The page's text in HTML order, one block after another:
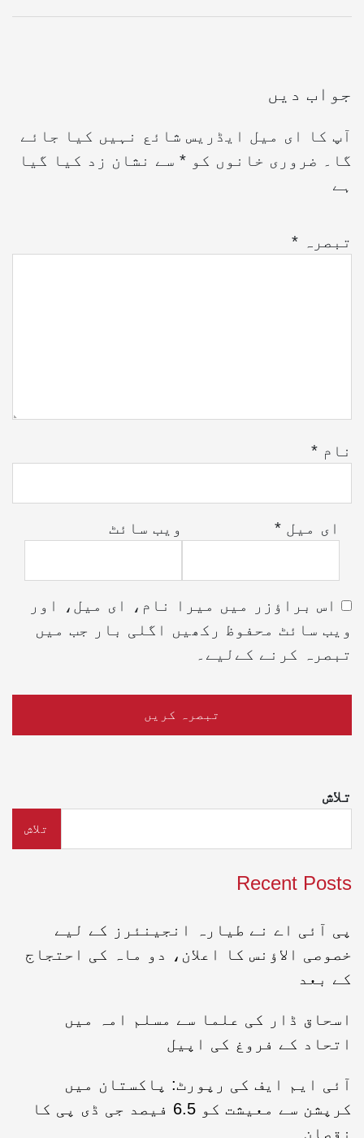
جواب دیں
آپ کا ای میل ایڈریس شائع نہیں کیا جائے
گا۔
ضروری خانوں کو * سے نشان زد کیا گیا
ہے
تبصرہ *
نام *
ای میل * ویب‌ سائٹ
اس براؤزر میں میرا نام، ای میل، اور
ویب سائٹ محفوظ رکھیں اگلی بار جب میں
تبصرہ کرنے کےلیے۔
تلاش
تلاش
Recent Posts
پی آئی اے نے طیارہ انجینئرز کے لیے
خصوصی الاؤنس کا اعلان، دو ماہ کی احتجاج
کے بعد
اسحاق ڈار کی علما سے مسلم امہ میں
اتحاد کے فروغ کی اپیل
آئی ایم ایف کی رپورٹ: پاکستان میں
کرپشن سے معیشت کو 6.5 فیصد جی ڈی پی کا
نقصان